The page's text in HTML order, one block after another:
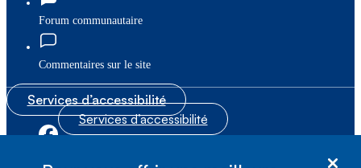
Forum communautaire
Commentaires sur le site
Services d’accessibilité
Services d’accessibilité